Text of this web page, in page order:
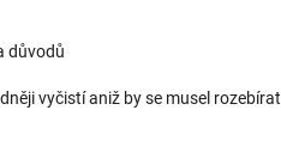
důvodů
vyčistí aniž by se musel rozebírat